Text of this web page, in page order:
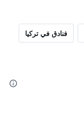
فنادق في تركيا